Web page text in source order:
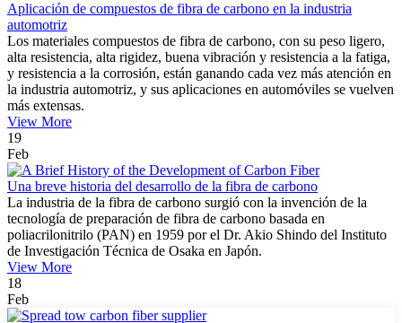
Aplicación de compuestos de fibra de carbono en la industria
automotriz
Los materiales compuestos de fibra de carbono, con su peso ligero,
alta resistencia, alta rigidez, buena vibración y resistencia a la fatiga,
y resistencia a la corrosión, están ganando cada vez más atención en
la industria automotriz, y sus aplicaciones en automóviles se vuelven
más extensas.
View More
19
Feb
Una breve historia del desarrollo de la fibra de carbono
La industria de la fibra de carbono surgió con la invención de la
tecnología de preparación de fibra de carbono basada en
poliacrilonitrilo (PAN) en 1959 por el Dr. Akio Shindo del Instituto
de Investigación Técnica de Osaka en Japón.
View More
18
Feb